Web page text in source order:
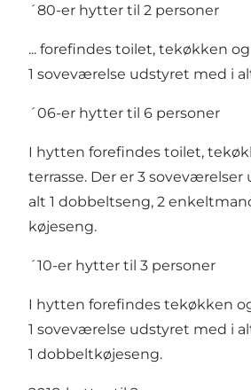
´80-er hytter til 2 personer
... forefindes toilet, tekøkken
1 soveværelse udstyret med i
´06-er hytter til 6 personer
I hytten forefindes toilet,
terrasse. Der er 3
alt 1 dobbeltseng, 2
køjeseng.
´10-er hytter til 3 personer
I hytten forefindes tekøkken
1 soveværelse udstyret med i
1 dobbeltkøjeseng.